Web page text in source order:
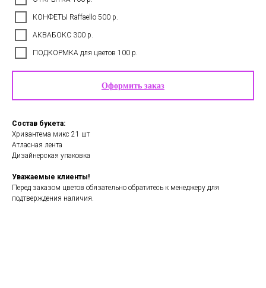
КОНФЕТЫ Raffaello 500 р.
АКВАБОКС 300 р.
ПОДКОРМКА для цветов 100 р.
Оформить заказ
Состав букета:
Хризантема микс 21 шт
Атласная лента
Дизайнерская упаковка
Уважаемые клиенты!
Перед заказом цветов обязательно обратитесь к менеджеру для
подтверждения наличия.